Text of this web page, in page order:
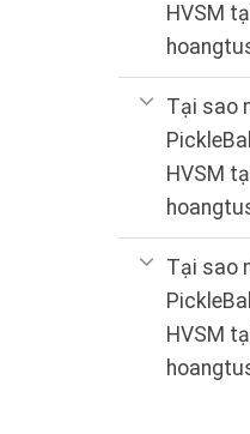
HVSM
Tại sao
HVSM
Tại sao
HVSM